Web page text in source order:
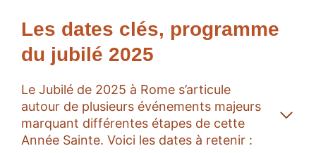
Les dates clés, programme
du jubilé 2025
Le Jubilé de 2025 à Rome s’articule
autour de plusieurs événements majeurs
marquant différentes étapes de cette
Année Sainte. Voici les dates à retenir :